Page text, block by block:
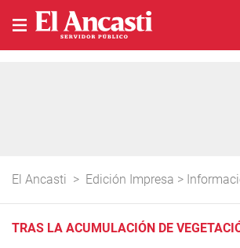
El Ancasti > Edición Impresa >
TRAS LA ACUMULACIÓN DE